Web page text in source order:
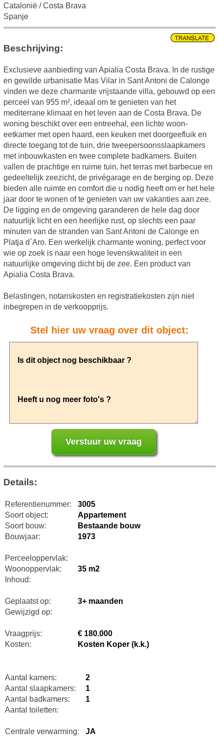
Catalonië / Costa Brava
Spanje
Beschrijving:
Exclusieve aanbieding van Apialia Costa Brava. In de rustige
en gewilde urbanisatie Mas Vilar in Sant Antoni de Calonge
vinden we deze charmante vrijstaande villa, gebouwd op een
perceel van 955 m², ideaal om te genieten van het
mediterrane klimaat en het leven aan de Costa Brava. De
woning beschikt over een entreehal, een lichte woon-
eetkamer met open haard, een keuken met doorgeefluik en
directe toegang tot de tuin, drie tweepersoonsslaapkamers
met inbouwkasten en twee complete badkamers. Buiten
vallen de prachtige en ruime tuin, het terras met barbecue en
gedeeltelijk zeezicht, de privégarage en de berging op. Deze
bieden alle ruimte en comfort die u nodig heeft om er het hele
jaar door te wonen of te genieten van uw vakanties aan zee.
De ligging en de omgeving garanderen de hele dag door
natuurlijk licht en een heerlijke rust, op slechts een paar
minuten van de stranden van Sant Antoni de Calonge en
Platja d`Aro. Een werkelijk charmante woning, perfect voor
wie op zoek is naar een hoge levenskwaliteit in een
natuurlijke omgeving dicht bij de zee. Een product van
Apialia Costa Brava.
Belastingen, notariskosten en registratiekosten zijn niet
inbegrepen in de verkoopprijs.
Stel hier uw vraag over dit object:
Details:
Referentienummer:
3005
Soort object:
Appartement
Soort bouw:
Bestaande bouw
Bouwjaar:
1973
Perceeloppervlak:
Woonoppervlak:
35 m2
Inhoud:
Geplaatst op:
3+ maanden
Gewijzigd op:
Vraagprijs:
€ 180.000
Kosten:
Kosten Koper (k.k.)
Aantal kamers:
2
Aantal slaapkamers:
1
Aantal badkamers:
1
Aantal toiletten:
Centrale verwarming: JA